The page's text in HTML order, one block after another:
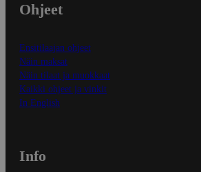
Ohjeet
Ensitilaajan ohjeet
Näin maksat
Näin tilaat ja muokkaat
Kaikki ohjeet ja vinkit
In English
Info